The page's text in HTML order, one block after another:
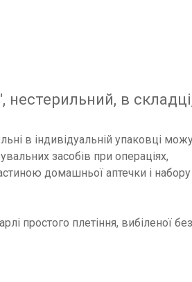
нестерильний, в
в індивідуальній упаковці
засобів при операціях,
домашньої аптечки і набору
простого плетіння, вибіленої